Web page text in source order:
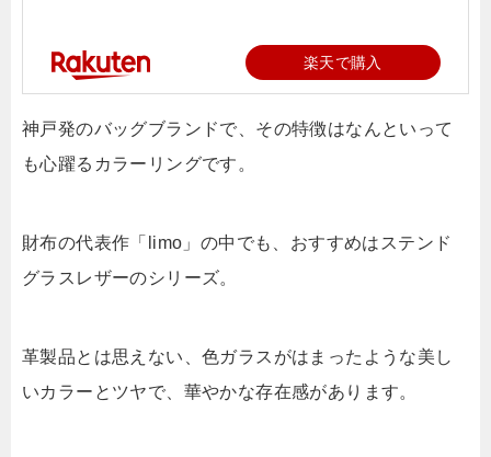
楽天で購入
神戸発のバッグブランドで、その特徴はなんといって
も心躍るカラーリングです。
財布の代表作「limo」の中でも、おすすめはステンド
グラスレザーのシリーズ。
革製品とは思えない、色ガラスがはまったような美し
いカラーとツヤで、華やかな存在感があります。